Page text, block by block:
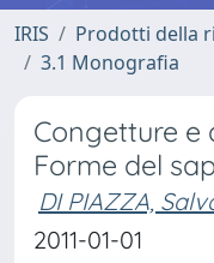
IRIS Prodotti della
3.1 Monografia
Congetture e
Forme del
DI PIAZZA,
2011-01-01